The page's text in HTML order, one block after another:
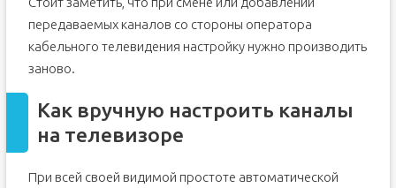
передаваемых каналов со стороны оператора
кабельного телевидения настройку нужно производить
заново.
Как вручную настроить каналы
на телевизоре
При всей своей видимой простоте автоматической